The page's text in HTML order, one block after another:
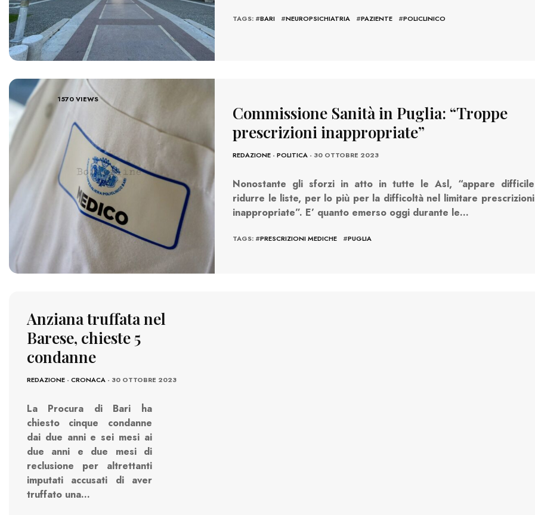
TAGS: #BARI #NEUROPSICHIATRIA #PAZIENTE #POLICLINICO
1570 VIEWS
Commissione Sanità in Puglia: “Troppe
prescrizioni inappropriate”
REDAZIONE- POLITICA- 30 OTTOBRE 2023
Nonostante gli sforzi in atto in tutte le Asl, “appare difficile
ridurre le liste, per lo più per la difficoltà nel limitare prescrizioni
inappropriate”. E’ quanto emerso oggi durante le…
TAGS: #PRESCRIZIONI MEDICHE #PUGLIA
Anziana truffata nel
Barese, chieste 5
condanne
REDAZIONE - CRONACA - 30 OTTOBRE 2023
La Procura di Bari ha
chiesto cinque condanne
dai due anni e sei mesi ai
due anni e due mesi di
reclusione per altrettanti
imputati accusati di aver
truffato una…